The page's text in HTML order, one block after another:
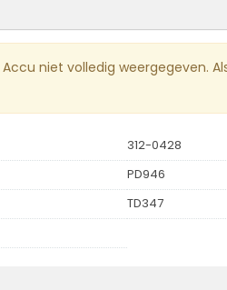
niet volledig weergegeven.
312-0428
PD946
TD347